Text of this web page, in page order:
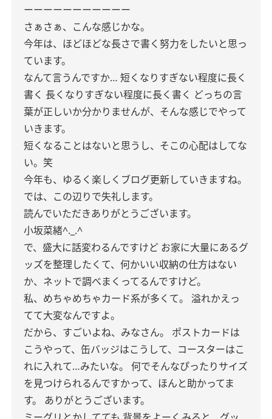
ーーーーーーーーーーー
さぁさぁ、こんな感じかな。
今年は、ほどほどな長さで書く努力をしたいと思っ
ています。
なんて言うんですか… 短くなりすぎない程度に長く
書く 長くなりすぎない程度に長く書く どっちの言
葉が正しいか分かりませんが、そんな感じでやって
いきます。
短くなることはないと思うし、そこの心配はしてな
い。笑
今年も、ゆるく楽しくブログ更新していきますね。
では、この辺りで失礼します。
読んでいただきありがとうございます。
小坂菜緒^._.^
で、盛大に話変わるんですけど お家に大量にあるグ
ッズを整理したくて、何かいい収納の仕方はない
か、ネットで調べまくってるんですけど。
私、めちゃめちゃカード系が多くて。
溢れかえっ
てて大変なんですよ。
だから、すごいよね、みなさん。
ポストカードは
こうやって、缶バッジはこうして、コースターはこ
れに入れて…みたいな。
何でそんなぴったりサイズ
を見つけられるんですかって、ほんと助かってま
す。
ありがとうございます。